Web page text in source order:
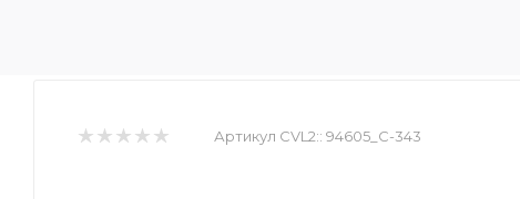
Артикул CVL2:: 94605_С-343